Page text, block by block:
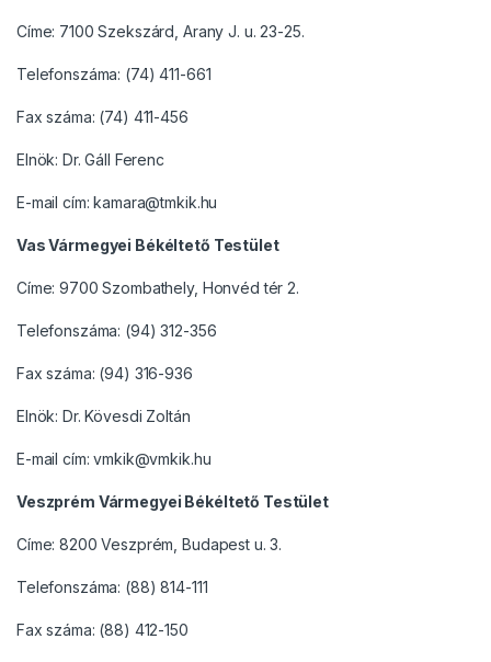
Címe: 7100 Szekszárd, Arany J. u. 23-25.
Telefonszáma: (74) 411-661
Fax száma: (74) 411-456
Elnök: Dr. Gáll Ferenc
E-mail cím: kamara@tmkik.hu
Vas Vármegyei Békéltető Testület
Címe: 9700 Szombathely, Honvéd tér 2.
Telefonszáma: (94) 312-356
Fax száma: (94) 316-936
Elnök: Dr. Kövesdi Zoltán
E-mail cím: vmkik@vmkik.hu
Veszprém Vármegyei Békéltető Testület
Címe: 8200 Veszprém, Budapest u. 3.
Telefonszáma: (88) 814-111
Fax száma: (88) 412-150